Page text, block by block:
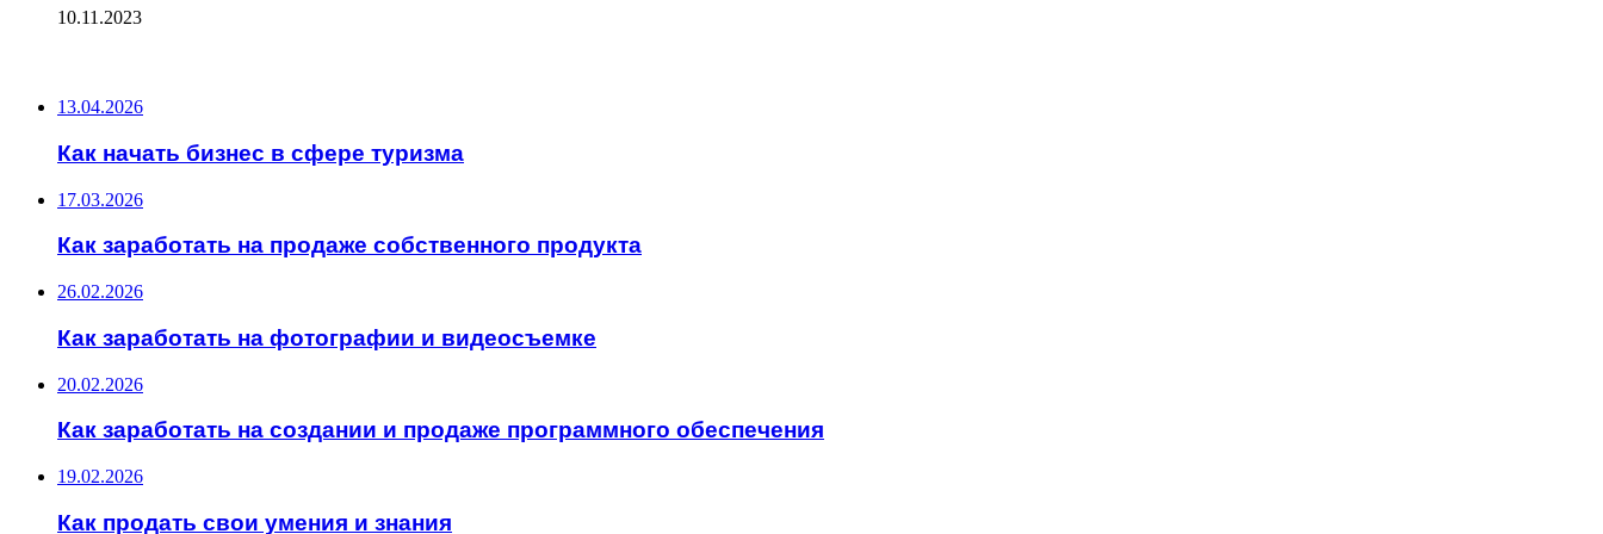
10.11.2023
13.04.2026
Как начать бизнес в сфере туризма
17.03.2026
Как заработать на продаже собственного продукта
26.02.2026
Как заработать на фотографии и видеосъемке
20.02.2026
Как заработать на создании и продаже программного обеспечения
19.02.2026
Как продать свои умения и знания